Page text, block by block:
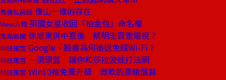
教養私房話 像山一樣的存在
View人物 英國女星收回「柏金包」命名權
焦點新聞 徐旭東併中嘉後 蔡明忠買壹電視？
科技風雲 Google、臉書為何搶送免錢Wi-Fi？
科技風雲 一頂頭盔 讓你和莎拉波娃打法網
科技風雲 Win10推免費升級 微軟的豪賭盤算